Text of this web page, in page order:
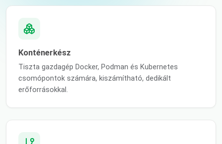
Konténerkész
Tiszta gazdagép Docker, Podman és Kubernetes
csomópontok számára, kiszámítható, dedikált
erőforrásokkal.